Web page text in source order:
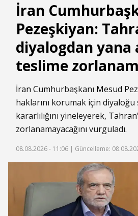
İran
Pezeşkiyan:
diyalogdan yana
teslime
İran Cumhurbaşkanı Mesud
haklarını korumak için
kararlılığını yineleyerek, Tahran
zorlanamayacağını vurguladı.
08.08.2026 - 11:06 | Güncelleme: